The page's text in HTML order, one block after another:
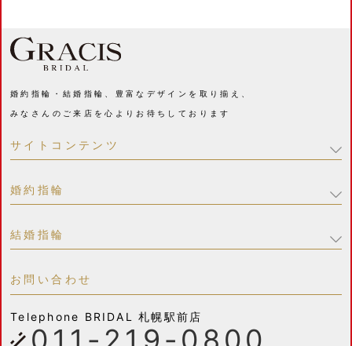
婚約指輪・結婚指輪、豊富なデザインを取り揃え、
みなさんのご来店を心よりお待ちしております
サイトコンテンツ
婚約指輪
結婚指輪
お問い合わせ
Telephone BRIDAL 札幌駅前店